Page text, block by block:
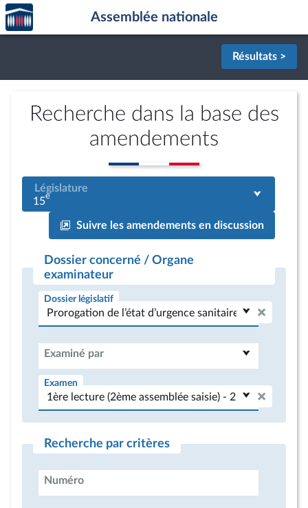
Aller au contenu
Aller en bas de la page
Accèder
à la
page
Assemblée nationale
Résultats >
Recherche dans la base des
amendements
Législature
15e
Suivre les amendements en discussion
Dossier concerné / Organe
examinateur
Dossier législatif
Examiné par
Examen
Recherche par critères
Numéro